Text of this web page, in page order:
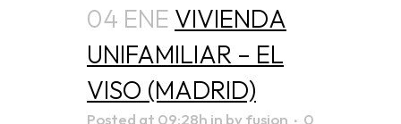
04 ENE VIVIENDA
UNIFAMILIAR – EL
VISO (MADRID)
Posted at 09:28h in byfusion 0